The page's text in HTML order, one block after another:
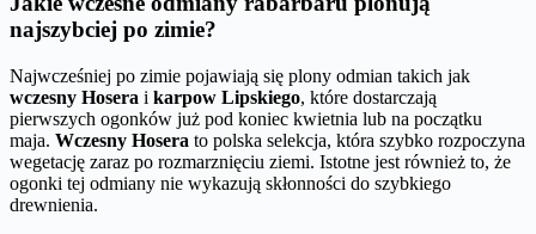
najszybciej po zimie?
Najwcześniej po zimie pojawiają się plony odmian takich jak
wczesny Hosera i karpow Lipskiego, które dostarczają
pierwszych ogonków już pod koniec kwietnia lub na początku
maja. Wczesny Hosera to polska selekcja, która szybko rozpoczyna
wegetację zaraz po rozmarznięciu ziemi. Istotne jest również to, że
ogonki tej odmiany nie wykazują skłonności do szybkiego
drewnienia.